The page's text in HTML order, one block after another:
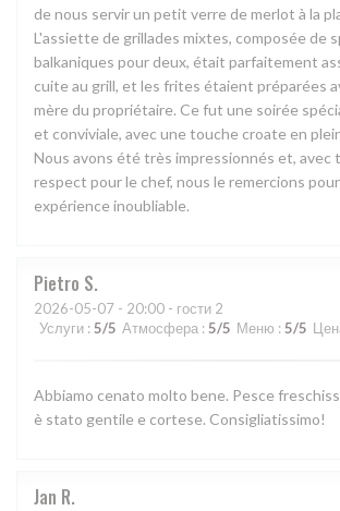
de nous servir un petit verre de merlot à la
L'assiette de grillades mixtes, composée de
balkaniques pour deux, était parfaitement
cuite au grill, et les frites étaient préparées
mère du propriétaire. Ce fut une soirée
et conviviale, avec une touche croate en
Nous avons été très impressionnés et, avec
respect pour le chef, nous le remercions
expérience inoubliable.
Pietro S
2026-05-07 - 20:00 - гости 2
Услуги : 5/5 Атмосфера : 5/5 Меню : 5/5
Abbiamo cenato molto bene. Pesce
è stato gentile e cortese. Consigliatissimo!
Jan R